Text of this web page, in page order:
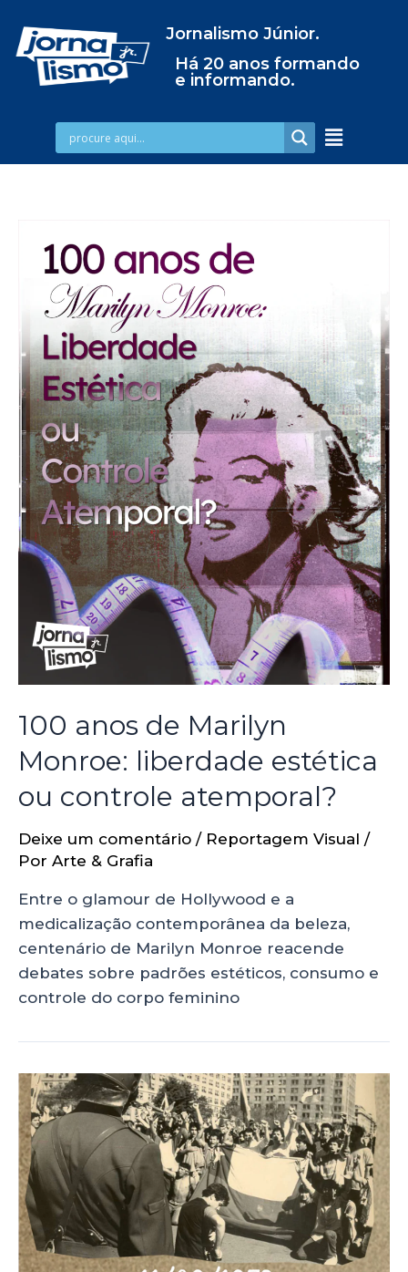
Jornalismo Júnior.
Há 20 anos formando
e informando.
100 anos de Marilyn
Monroe: liberdade estética
ou controle atemporal?
Deixe um comentário / Reportagem Visual /
Por Arte & Grafia
Entre o glamour de Hollywood e a
medicalização contemporânea da beleza,
centenário de Marilyn Monroe reacende
debates sobre padrões estéticos, consumo e
controle do corpo feminino